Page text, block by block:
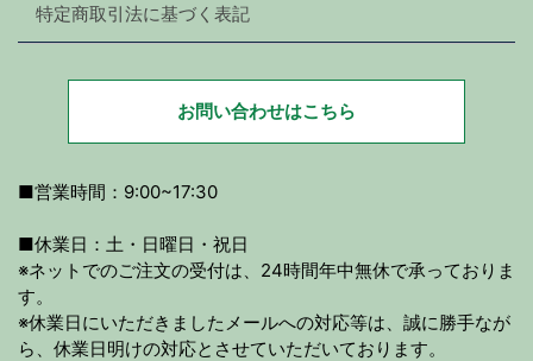
特定商取引法に基づく表記
お問い合わせはこちら
■営業時間：9:00~17:30
■休業日：土・日曜日・祝日
※ネットでのご注文の受付は、24時間年中無休で承っておりま
す。
※休業日にいただきましたメールへの対応等は、誠に勝手なが
ら、休業日明けの対応とさせていただいております。